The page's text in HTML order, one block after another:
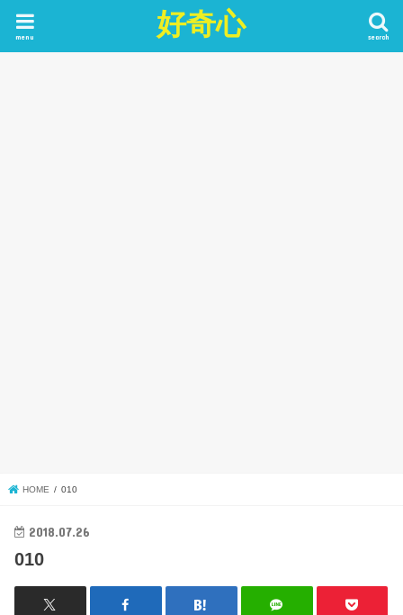
好奇心 search
menu
HOME 010
2018.07.26
010